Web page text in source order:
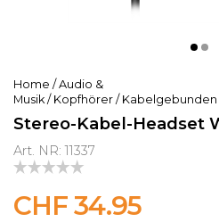
Home / Audio &
Musik / Kopfhörer / Kabelgebunden
Stereo-Kabel-Headset
Art. NR: 11337
CHF 34.95